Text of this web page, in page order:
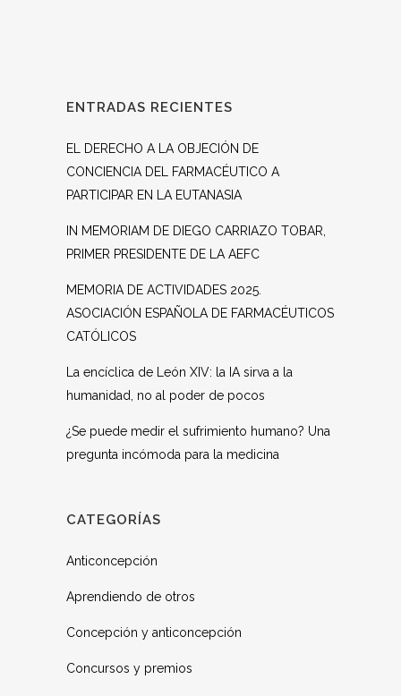
ENTRADAS RECIENTES
EL DERECHO A LA OBJECIÓN DE
CONCIENCIA DEL FARMACÉUTICO A
PARTICIPAR EN LA EUTANASIA
IN MEMORIAM DE DIEGO CARRIAZO TOBAR,
PRIMER PRESIDENTE DE LA AEFC
MEMORIA DE ACTIVIDADES 2025.
ASOCIACIÓN ESPAÑOLA DE FARMACÉUTICOS
CATÓLICOS
La encíclica de León XIV: la IA sirva a la
humanidad, no al poder de pocos
¿Se puede medir el sufrimiento humano? Una
pregunta incómoda para la medicina
CATEGORÍAS
Anticoncepción
Aprendiendo de otros
Concepción y anticoncepción
Concursos y premios